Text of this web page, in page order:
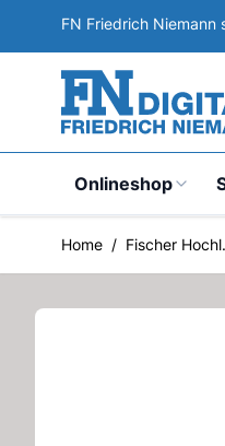
Direkt zum Inhalt
FN Friedrich Niemann
Onlineshop
Home / Fischer